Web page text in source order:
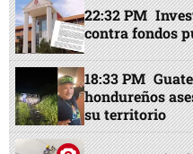
22:32 PM
contra fondos
18:33 PM
hondureños
su territorio